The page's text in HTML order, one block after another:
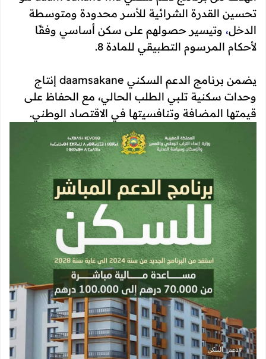
تحسين القدرة الشرائية للأسر محدودة ومتوسطة
الدخل، وتيسير حصولهم على سكن أساسي وفقًا
لأحكام المرسوم التطبيقي للمادة 8.
يضمن برنامج الدعم السكني daamsakane إنتاج
وحدات سكنية تلبي الطلب الحالي، مع الحفاظ على
قيمتها المضافة وتنافسيتها في الاقتصاد الوطني.